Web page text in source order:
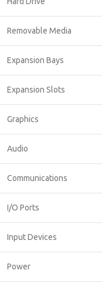
Removable Media
Expansion Bays
Expansion Slots
Graphics
Audio
Communications
I/O Ports
Input Devices
Power